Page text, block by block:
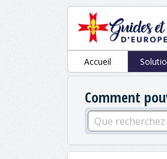
Accueil
Comment